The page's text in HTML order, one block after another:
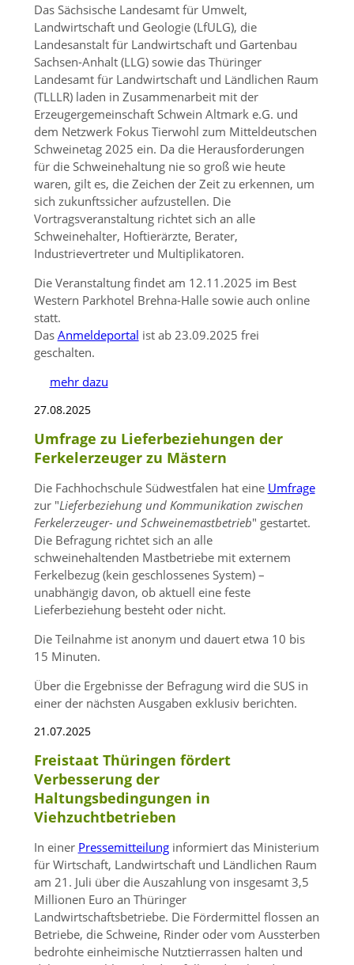
Das Sächsische Landesamt für Umwelt,
Landwirtschaft und Geologie (LfULG), die
Landesanstalt für Landwirtschaft und Gartenbau
Sachsen-Anhalt (LLG) sowie das Thüringer
Landesamt für Landwirtschaft und Ländlichen Raum
(TLLLR) laden in Zusammenarbeit mit der
Erzeugergemeinschaft Schwein Altmark e.G. und
dem Netzwerk Fokus Tierwohl zum Mitteldeutschen
Schweinetag 2025 ein. Da die Herausforderungen
für die Schweinehaltung nie so groß wie heute
waren, gilt es, die Zeichen der Zeit zu erkennen, um
sich zukunftssicher aufzustellen. Die
Vortragsveranstaltung richtet sich an alle
Schweinehalter, Hoftierärzte, Berater,
Industrievertreter und Multiplikatoren.
Die Veranstaltung findet am 12.11.2025 im Best
Western Parkhotel Brehna-Halle sowie auch online
statt.
Das Anmeldeportal ist ab 23.09.2025 frei
geschalten.
mehr dazu
27.08.2025
Umfrage zu Lieferbeziehungen der
Ferkelerzeuger zu Mästern
Die Fachhochschule Südwestfalen hat eine Umfrage
zur Lieferbeziehung und Kommunikation zwischen
Ferkelerzeuger- und Schweinemastbetrieb gestartet.
Die Befragung richtet sich an alle
schweinehaltenden Mastbetriebe mit externem
Ferkelbezug (kein geschlossenes System) –
unabhängig davon, ob aktuell eine feste
Lieferbeziehung besteht oder nicht.
Die Teilnahme ist anonym und dauert etwa 10 bis
15 Minuten.
Über die Ergebnisse der Befragung wird die SUS in
einer der nächsten Ausgaben exklusiv berichten.
21.07.2025
Freistaat Thüringen fördert
Verbesserung der
Haltungsbedingungen in
Viehzuchtbetrieben
In einer Pressemitteilunginformiert das Ministerium
für Wirtschaft, Landwirtschaft und Ländlichen Raum
am 21. Juli über die Auszahlung von insgesamt 3,5
Millionen Euro an Thüringer
Landwirtschaftsbetriebe. Die Fördermittel flossen an
Betriebe, die Schweine, Rinder oder vom Aussterben
bedrohte einheimische Nutztierrassen halten und